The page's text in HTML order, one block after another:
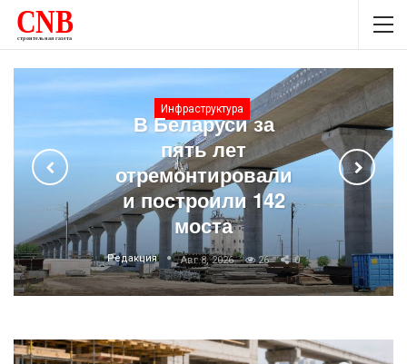
Материалы
Тёплый дом: от
чего зависит
энергоэффективность
стен
Редакция Авг 5, 2026 51 0